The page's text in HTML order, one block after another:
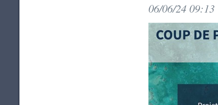
06/06/24 09:13